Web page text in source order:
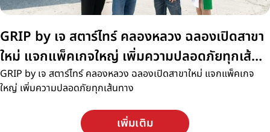
GRIP by เจ สตาร์ไทร์ คลองหลวง ฉลองเปิดสาขา
ใหม่ แจกแพ็คเกจใหญ่ เพิ่มความปลอดภัยทุกเส้น
ทาง
GRIP by เจ สตาร์ไทร์ คลองหลวง ฉลองเปิดสาขาใหม่ แจกแพ็คเกจ
ใหญ่ เพิ่มความปลอดภัยทุกเส้นทาง
เพิ่มเติม